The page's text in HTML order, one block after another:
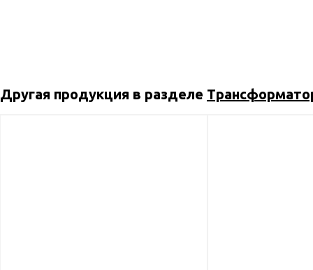
Другая продукция в разделе